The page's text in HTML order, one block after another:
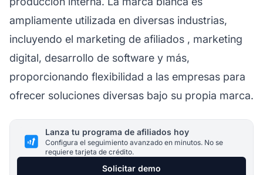
ampliamente utilizada en diversas industrias,
incluyendo el marketing de afiliados , marketing
digital, desarrollo de software y más,
proporcionando flexibilidad a las empresas para
ofrecer soluciones diversas bajo su propia marca.
Lanza tu programa de afiliados hoy
Configura el seguimiento avanzado en minutos. No se
requiere tarjeta de crédito.
Solicitar demo